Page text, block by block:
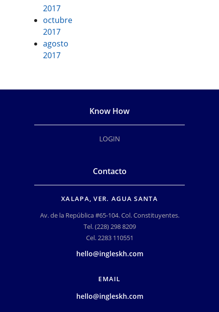
2017
octubre
2017
agosto
2017
Know How
LOGIN
Contacto
XALAPA, VER. AGUA SANTA
Av. de la República #65-104. Col. Constituyentes.
Tel. (228) 298 8209
Cel. 2283 110551
hello@ingleskh.com
EMAIL
hello@ingleskh.com